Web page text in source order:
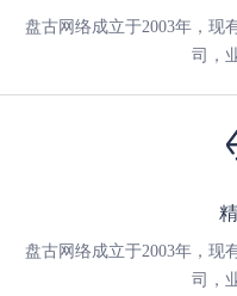
盘古网络成立于2003年，现
司，
盘古网络成立于2003年，现
司，